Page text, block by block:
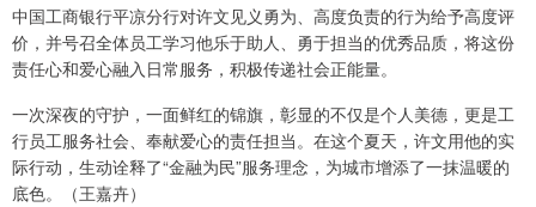
中国工商银行平凉分行对许文见义勇为、高度负责的行为给予高度评
价，并号召全体员工学习他乐于助人、勇于担当的优秀品质，将这份
责任心和爱心融入日常服务，积极传递社会正能量。
一次深夜的守护，一面鲜红的锦旗，彰显的不仅是个人美德，更是工
行员工服务社会、奉献爱心的责任担当。在这个夏天，许文用他的实
际行动，生动诠释了“金融为民”服务理念，为城市增添了一抹温暖的
底色。（王嘉卉）